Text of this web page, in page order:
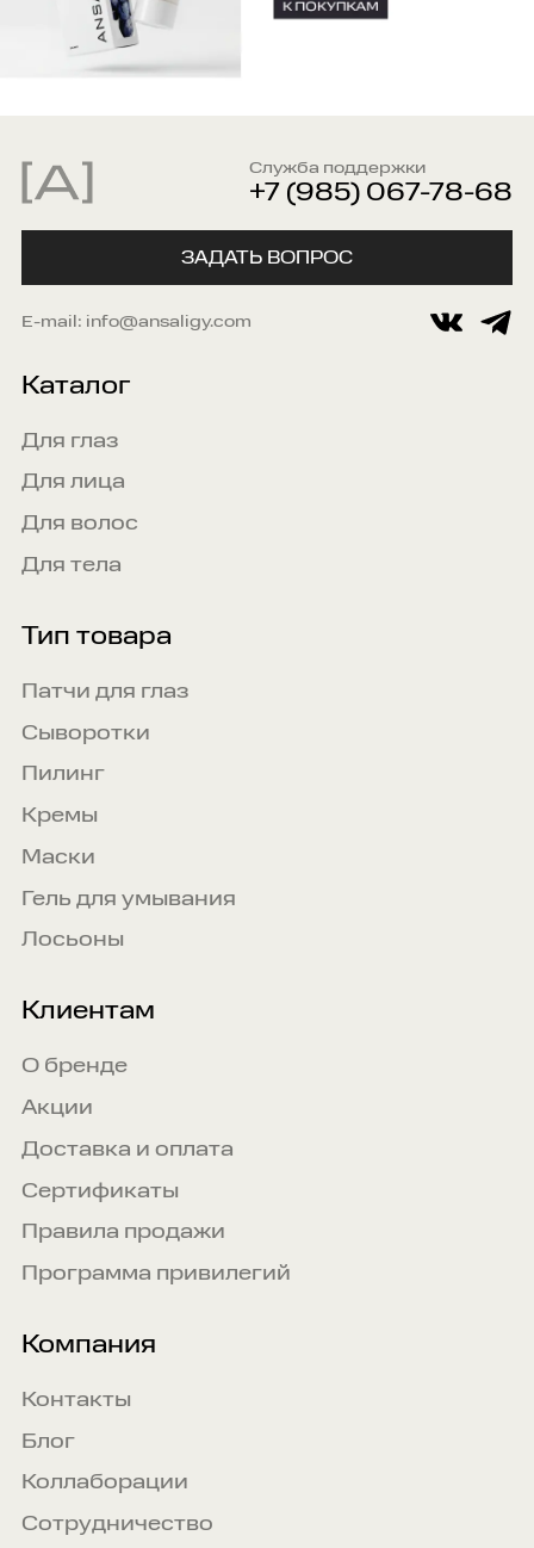
Каталог
Для глаз
Для лица
Для волос
Для тела
Тип товара
Патчи для глаз
Сыворотки
Пилинг
Кремы
Маски
Гель для умывания
Лосьоны
Клиентам
О бренде
Акции
Доставка и оплата
Сертификаты
Правила продажи
Программа привилегий
Компания
Контакты
Блог
Коллаборации
Сотрудничество
Служба поддержки
+7 (985) 067-78-68
ЗАДАТЬ ВОПРОС
E-mail: info@ansaligy.com